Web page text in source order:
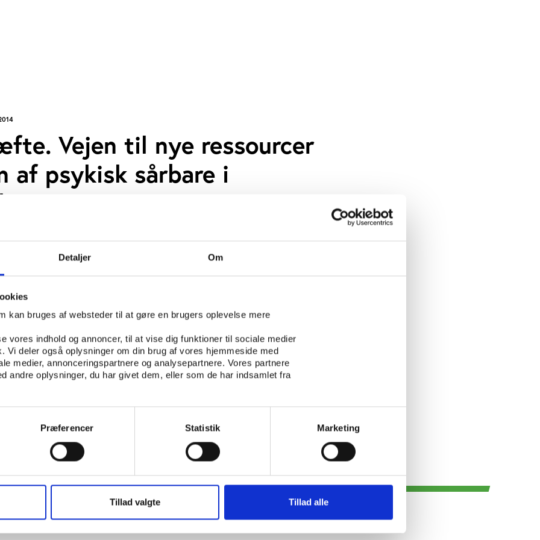
Detaljer Om
kan bruges af websteder til at gøre en brugers oplevelse mere
vores indhold og annoncer, til at vise dig funktioner til sociale medier
Vi deler også oplysninger om din brug af vores hjemmeside med
medier, annonceringspartnere og analysepartnere. Vores partnere
andre oplysninger, du har givet dem, eller som de har indsamlet fra
Præferencer Statistik Marketing
Tillad valgte Tillad alle
Vejen til nye ressourcer
af psykisk sårbare i
inkluderes som frivillige i foreningerne.
KGS. ENGHAVE/VALBY6